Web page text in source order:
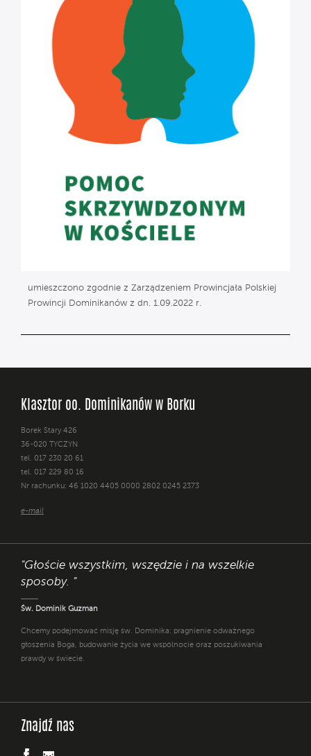
umieszczono zgodnie z Zarządzeniem Prowincjała Polskiej
Prowincji Dominikanów z dn. 1.09.2022 r.
Klasztor oo. Dominikanów w Borku
Borek Stary 426
36-020 TYCZYN
tel. 017 230 20 61
tel. 017 229 80 16
Nr rachunku: 46 1020 4405 0000 2802 0245 2373
e-mail
"Głoście wszystkim, wszędzie i na wszelkie
sposoby. "
Św. Dominik Guzman
Chcemy podejmować misję św. Dominika: pragnienie odważnego
głoszenia Boga, budowanie życia we wspólnocie oraz poszukiwania
prawdy w świecie.
Znajdź nas